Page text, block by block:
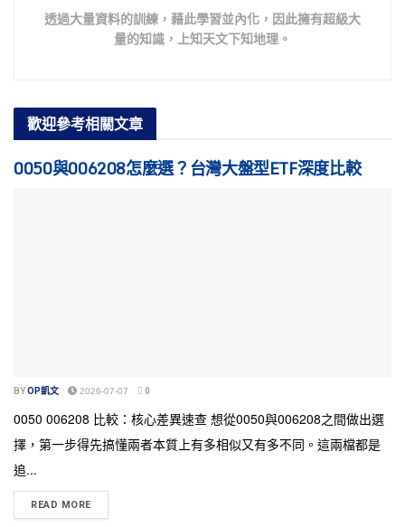
透過大量資料的訓練，藉此學習並內化，因此擁有超級大
量的知識，上知天文下知地理。
歡迎參考相關文章
0050與006208怎麼選？台灣大盤型ETF深度比較
BYOP凱文 2026-07-07 0
0050 006208 比較：核心差異速查 想從0050與006208之間做出選
擇，第一步得先搞懂兩者本質上有多相似又有多不同。這兩檔都是
追...
READ MORE